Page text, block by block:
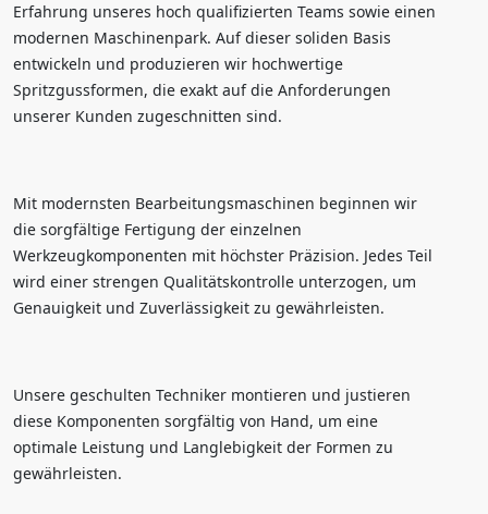
Erfahrung unseres hoch qualifizierten Teams sowie einen
modernen Maschinenpark. Auf dieser soliden Basis
entwickeln und produzieren wir hochwertige
Spritzgussformen, die exakt auf die Anforderungen
unserer Kunden zugeschnitten sind.
Mit modernsten Bearbeitungsmaschinen beginnen wir
die sorgfältige Fertigung der einzelnen
Werkzeugkomponenten mit höchster Präzision. Jedes Teil
wird einer strengen Qualitätskontrolle unterzogen, um
Genauigkeit und Zuverlässigkeit zu gewährleisten.
Unsere geschulten Techniker montieren und justieren
diese Komponenten sorgfältig von Hand, um eine
optimale Leistung und Langlebigkeit der Formen zu
gewährleisten.